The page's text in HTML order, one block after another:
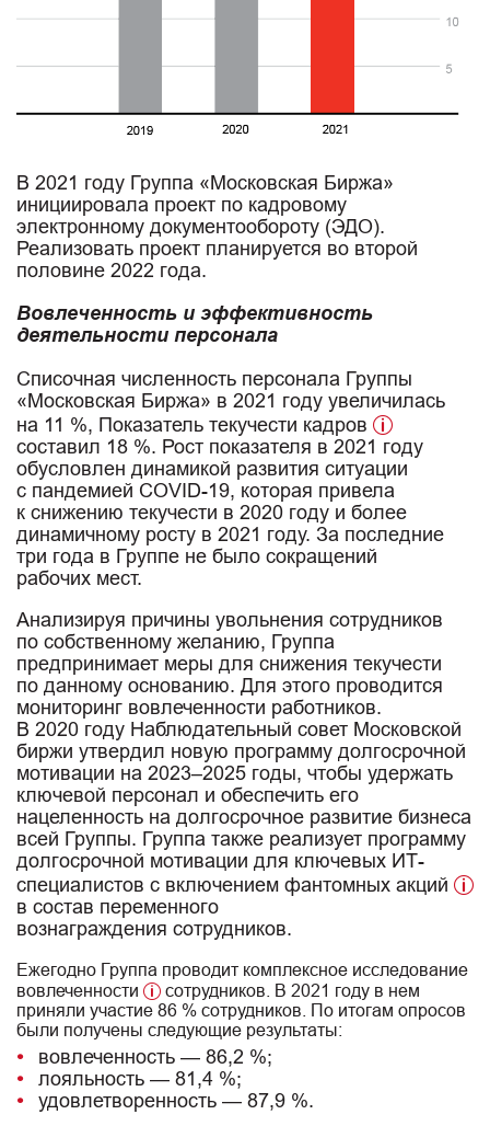
В 2021 году Группа «Московская Биржа»
инициировала проект по кадровому
электронному документообороту (ЭДО).
Реализовать проект планируется во второй
половине 2022 года.
Вовлеченность и эффективность
деятельности персонала
Списочная численность персонала Группы
«Московская Биржа» в 2021 году увеличилась
на 11 %, Показатель текучести кадров
составил 18 %. Рост показателя в 2021 году
обусловлен динамикой развития ситуации
с пандемией COVID-19, которая привела
к снижению текучести в 2020 году и более
динамичному росту в 2021 году. За последние
три года в Группе не было сокращений
рабочих мест.
Анализируя причины увольнения сотрудников
по собственному желанию, Группа
предпринимает меры для снижения текучести
по данному основанию. Для этого проводится
мониторинг вовлеченности работников.
В 2020 году Наблюдательный совет Московской
биржи утвердил новую программу долгосрочной
мотивации на 2023–2025 годы, чтобы удержать
ключевой персонал и обеспечить его
нацеленность на долгосрочное развитие бизнеса
всей Группы. Группа также реализует программу
долгосрочной мотивации для ключевых ИТ-
специалистов с включением фантомных акций
в состав переменного
вознаграждения сотрудников.
Ежегодно Группа проводит комплексное исследование
вовлеченности
сотрудников. В 2021 году в нем
приняли участие 86 % сотрудников. По итогам опросов
были получены следующие результаты:
вовлеченность — 86,2 %;
лояльность — 81,4 %;
удовлетворенность — 87,9 %.